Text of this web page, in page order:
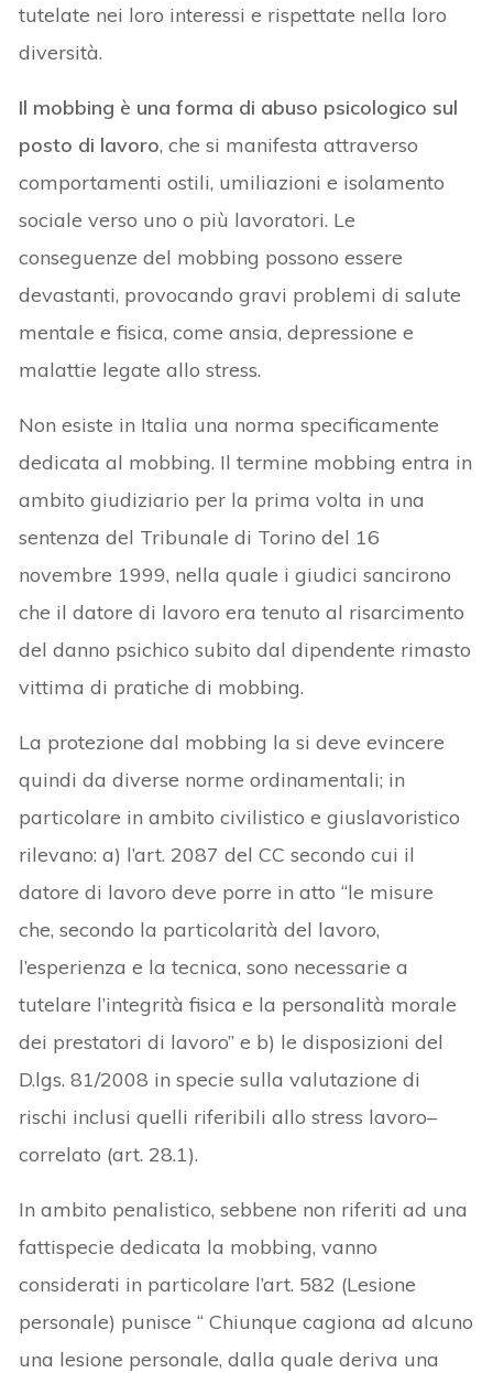
tutelate nei loro interessi e rispettate nella loro
diversità.
Il mobbing è una forma di abuso psicologico sul
posto di lavoro, che si manifesta attraverso
comportamenti ostili, umiliazioni e isolamento
sociale verso uno o più lavoratori. Le
conseguenze del mobbing possono essere
devastanti, provocando gravi problemi di salute
mentale e fisica, come ansia, depressione e
malattie legate allo stress.
Non esiste in Italia una norma specificamente
dedicata al mobbing. Il termine mobbing entra in
ambito giudiziario per la prima volta in una
sentenza del Tribunale di Torino del 16
novembre 1999, nella quale i giudici sancirono
che il datore di lavoro era tenuto al risarcimento
del danno psichico subito dal dipendente rimasto
vittima di pratiche di mobbing.
La protezione dal mobbing la si deve evincere
quindi da diverse norme ordinamentali; in
particolare in ambito civilistico e giuslavoristico
rilevano: a) l’art. 2087 del CC secondo cui il
datore di lavoro deve porre in atto “le misure
che, secondo la particolarità del lavoro,
l’esperienza e la tecnica, sono necessarie a
tutelare l’integrità fisica e la personalità morale
dei prestatori di lavoro” e b) le disposizioni del
D.lgs. 81/2008 in specie sulla valutazione di
rischi inclusi quelli riferibili allo stress lavoro–
correlato (art. 28.1).
In ambito penalistico, sebbene non riferiti ad una
fattispecie dedicata la mobbing, vanno
considerati in particolare l’art. 582 (Lesione
personale) punisce “ Chiunque cagiona ad alcuno
una lesione personale, dalla quale deriva una